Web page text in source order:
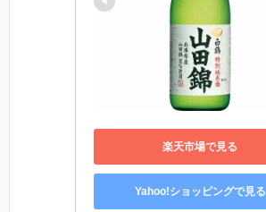
楽天市場で見る
Yahoo!ショッピングで見る